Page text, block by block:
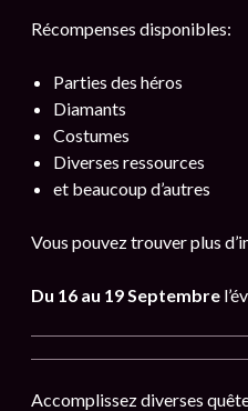
Récompenses disponibles:
Parties des héros
Diamants
Costumes
Diverses ressources
et beaucoup d’autres
Vous pouvez trouver plus
Du 16 au 19 Septembre
Accomplissez diverses